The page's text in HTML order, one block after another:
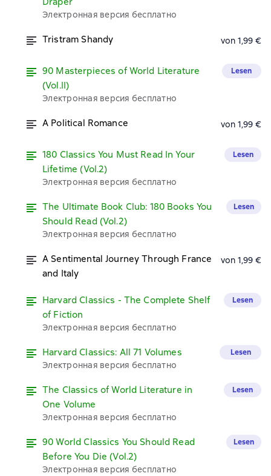
Электронная версия бесплатно
Tristram Shandy von 1,99 €
90 Masterpieces of World Literature
(Vol.II)
Электронная версия бесплатно
Lesen
A Political Romance von 1,99 €
180 Classics You Must Read In Your
Lifetime (Vol.2)
Электронная версия бесплатно
Lesen
The Ultimate Book Club: 180 Books You
Should Read (Vol.2)
Электронная версия бесплатно
Lesen
A Sentimental Journey Through France
and Italy
von 1,99 €
Harvard Classics - The Complete Shelf
of Fiction
Электронная версия бесплатно
Lesen
Harvard Classics: All 71 Volumes
Электронная версия бесплатно
Lesen
The Classics of World Literature in
One Volume
Электронная версия бесплатно
Lesen
90 World Classics You Should Read
Before You Die (Vol.2)
Электронная версия бесплатно
Lesen